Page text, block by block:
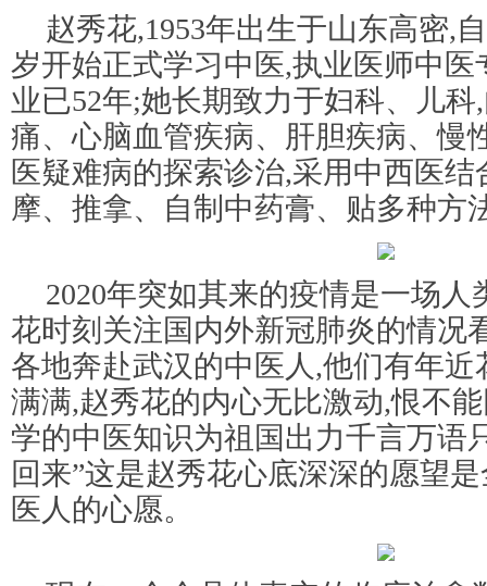
赵秀花,1953年出生于山东高密,
岁开始正式学习中医,执业医师中
业已52年;她长期致力于妇科、儿
痛、心脑血管疾病、肝胆疾病、慢
医疑难病的探索诊治,采用中西医
摩、推拿、自制中药膏、贴多种方
2020年突如其来的疫情是一场
花时刻关注国内外新冠肺炎的情况
各地奔赴武汉的中医人,他们有年
满满,赵秀花的内心无比激动,恨不
学的中医知识为祖国出力千言万语
回来”这是赵秀花心底深深的愿望
医人的心愿。